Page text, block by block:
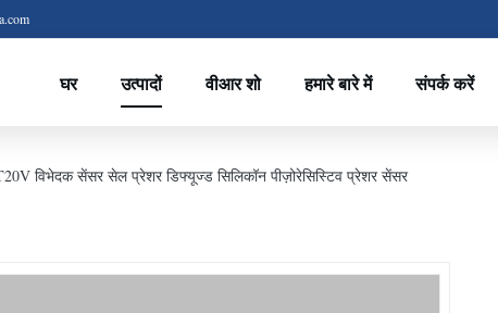
घर उत्पादों वीआर शो हमारे बारे में संपर्क करें
विभेदक सेंसर सेल प्रेशर डिफ्यूज्ड सिलिकॉन पीज़ोरेसिस्टिव प्रेशर सेंसर